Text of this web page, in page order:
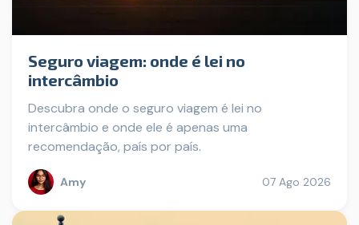
Seguro viagem: onde é lei no
intercâmbio
Descubra onde o seguro viagem é lei no
intercâmbio e onde ele é apenas uma
recomendação, país por país.
Amy 07 Ago 2026